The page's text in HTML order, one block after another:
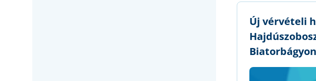
Új vérvételi
Biatorbágyon